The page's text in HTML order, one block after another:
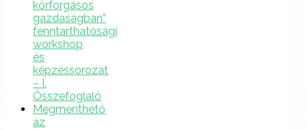
körforgásos
gazdaságban”
fenntarthatósági
workshop
és
képzéssorozat
– I.
Összefoglaló
Megmenthető
az